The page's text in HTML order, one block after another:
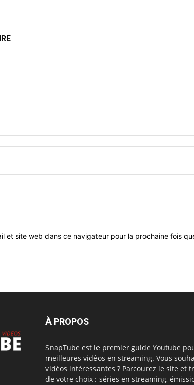
et site web dans ce navigateur pour la prochaine fois
À PROPOS
SnapTube est le premier guide Youtube
meilleures vidéos en streaming. Vous
vidéos intéressantes ? Parcourez le site et
de votre choix : séries en streaming,